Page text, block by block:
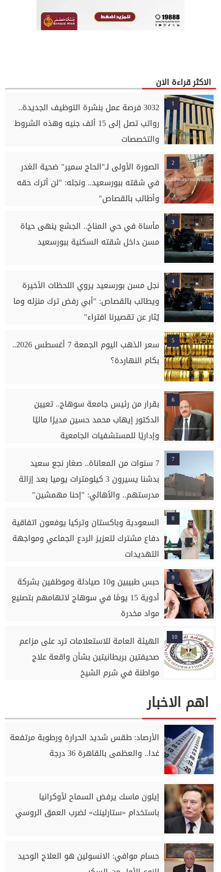
الاكثر قراءة الان
1
3032 فرصة عمل بنشرة التوظيف الجديدة..
رواتب تصل إلى 15 ألف جنيه وهذه الشروط
والتخصصات
2
الصورة الأولى لـ"الحاج سمير" ضحية الغدر
في شقته ببورسعيد.. ونجله: "لن أترك حقه
وأطالب بالقصاص"
3
مأساة في حي المناخ.. الجشع ينهى حياة
مسن داخل شقته السكنية ببورسعيد
4
نجل مسن بورسعيد يروي اللحظات الأخيرة
ويطالب بالقصاص: "أبي رفض ترك منزله وما
يُثار عن تقصيرنا افتراء"
5
سعر الذهب اليوم الجمعة 7 أغسطس 2026..
بكام النهاردة؟
6
بقرار من رئيس جامعة سوهاج.. تعيين
الدكتور إيهاب محمد حسين مديرًا ماليًا
وإداريًا للمستشفيات الجامعية
7
7 سنوات من المعاناة.. صغار نجع سعيد
بدشنا يسيرون 3 كيلومترات يوميا بعد إزالة
مدرستهم.. والأهالي: "إحنا مهمشين"
8
السعودية وباكستان وتركيا يوفعون اتفاقية
دفاع مشترك لتعزيز الردع الجماعي ومواجهة
التهديدات
9
حبس طبيبين و10 صيادلة وموظفين بشركة
أدوية 15 يومًا في سوهاج لاتهامهم بتصنيع
مواد مخدرة
10
الهيئة العامة للاستعلامات ترد على مزاعم
صحيفتين بريطانيتين بشأن واقعة علاج
مواطنة في شرم الشيخ
اهم الاخبار
الأرصاد: طقس شديد الحرارة ورطوبة مرتفعة
غدا.. والعظمى بالقاهرة 36 درجة
إيلون ماسك يرفض السماح لأوكرانيا
باستخدام «ستارلينك» لضرب العمق الروسي
حسام موافي: الانسولين هو العلاج الوحيد